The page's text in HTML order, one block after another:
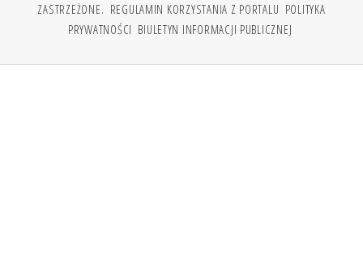
ZASTRZEŻONE. REGULAMIN KORZYSTANIA Z PORTALU POLITYKA
PRYWATNOŚCI BIULETYN INFORMACJI PUBLICZNEJ